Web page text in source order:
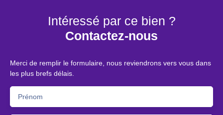
Intéressé par ce bien ?
Contactez-nous
Merci de remplir le formulaire, nous reviendrons vers vous dans
les plus brefs délais.
Prénom